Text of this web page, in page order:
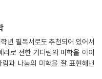
장, 나무로 된 벽, 할머니의 모
니다. 빠르게 변화하는 도시, 현
풍경을 다시 바라보는 순간이
년 필독서로도 추천되어 있어서
라로 전한 기다림의 미학을 아이
과 나눔의 미학을 잘 표현해낸